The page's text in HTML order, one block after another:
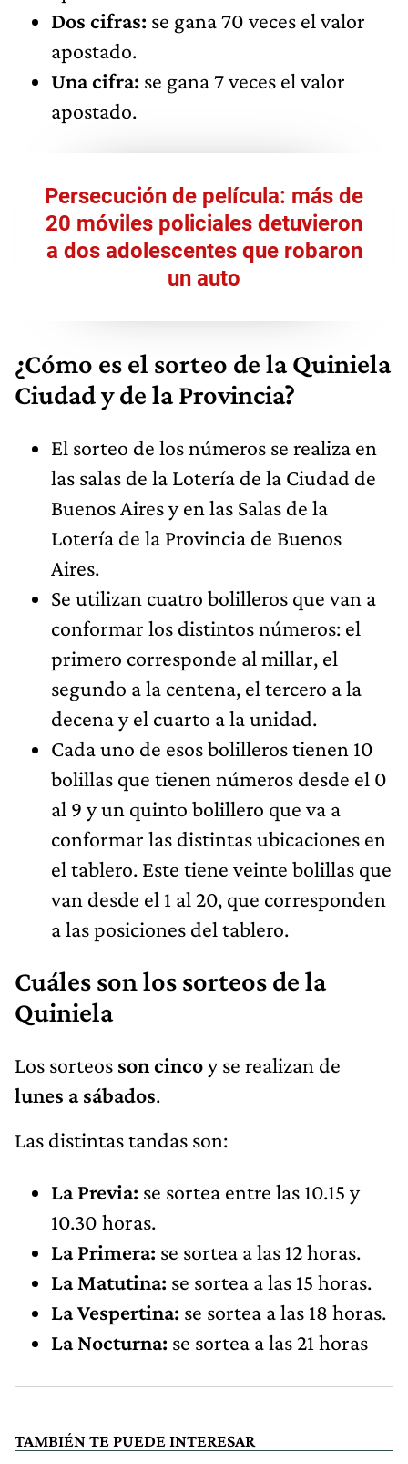
Dos cifras: se gana 70 veces el valor
apostado.
Una cifra: se gana 7 veces el valor
apostado.
Persecución de película: más de
20 móviles policiales detuvieron
a dos adolescentes que robaron
un auto
¿Cómo es el sorteo de la Quiniela
Ciudad y de la Provincia?
El sorteo de los números se realiza en
las salas de la Lotería de la Ciudad de
Buenos Aires y en las Salas de la
Lotería de la Provincia de Buenos
Aires.
Se utilizan cuatro bolilleros que van a
conformar los distintos números: el
primero corresponde al millar, el
segundo a la centena, el tercero a la
decena y el cuarto a la unidad.
Cada uno de esos bolilleros tienen 10
bolillas que tienen números desde el 0
al 9 y un quinto bolillero que va a
conformar las distintas ubicaciones en
el tablero. Este tiene veinte bolillas que
van desde el 1 al 20, que corresponden
a las posiciones del tablero.
Cuáles son los sorteos de la
Quiniela
Los sorteos son cincoy se realizan de
lunes a sábados.
Las distintas tandas son:
La Previa: se sortea entre las 10.15 y
10.30 horas.
La Primera: se sortea a las 12 horas.
La Matutina: se sortea a las 15 horas.
La Vespertina: se sortea a las 18 horas.
La Nocturna: se sortea a las 21 horas
TAMBIÉN TE PUEDE INTERESAR